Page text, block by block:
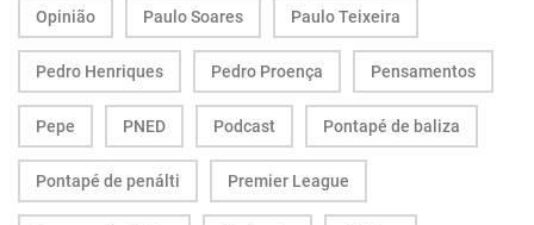
Opinião Paulo Soares Paulo Teixeira
Pedro Henriques Pedro Proença Pensamentos
Pepe PNED Podcast Pontapé de baliza
Pontapé de penálti Premier League